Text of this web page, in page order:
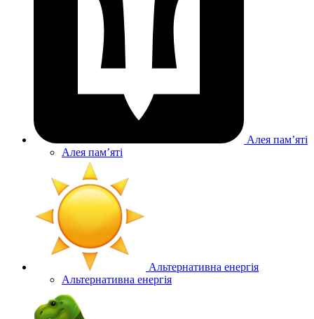
Алея памʼяті
Алея памʼяті
Альтернативна енергія
Альтернативна енергія